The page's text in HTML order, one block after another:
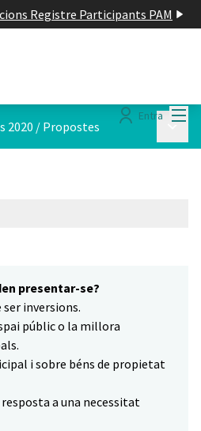
Registre Participants PAM
Entra
2020 / Propostes
presentar-se?
inversions.
públic o la millora
i sobre béns de propietat
a una necessitat